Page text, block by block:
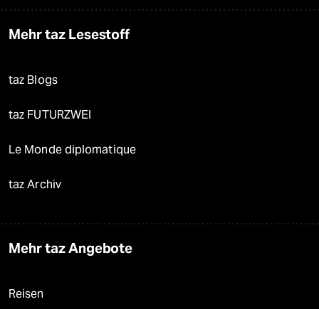
Mehr taz Lesestoff
taz Blogs
taz FUTURZWEI
Le Monde diplomatique
taz Archiv
Mehr taz Angebote
Reisen